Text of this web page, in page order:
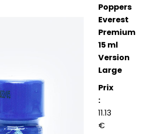
Poppers
Everest
Premium
15 ml
Version
Large
Prix
:
11.13
€